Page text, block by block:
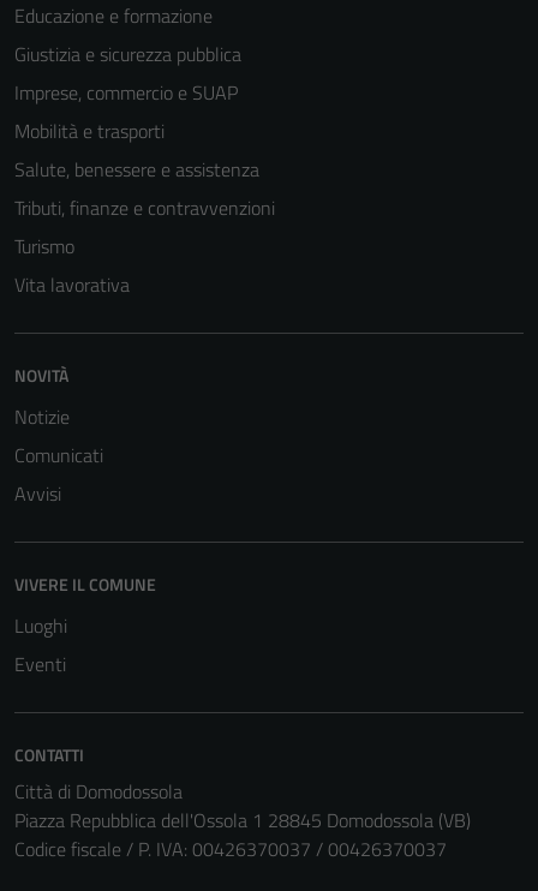
Educazione e formazione
Giustizia e sicurezza pubblica
Imprese, commercio e SUAP
Mobilità e trasporti
Salute, benessere e assistenza
Tributi, finanze e contravvenzioni
Turismo
Vita lavorativa
NOVITÀ
Notizie
Comunicati
Avvisi
VIVERE IL COMUNE
Luoghi
Eventi
CONTATTI
Città di Domodossola
Piazza Repubblica dell'Ossola 1 28845 Domodossola (VB)
Codice fiscale / P. IVA: 00426370037 / 00426370037